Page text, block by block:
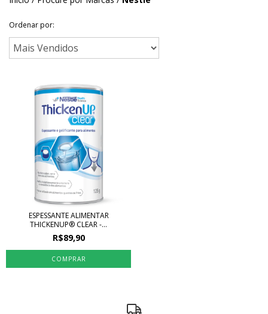
Ordenar por:
ESPESSANTE ALIMENTAR
THICKENUP® CLEAR -...
R$89,90